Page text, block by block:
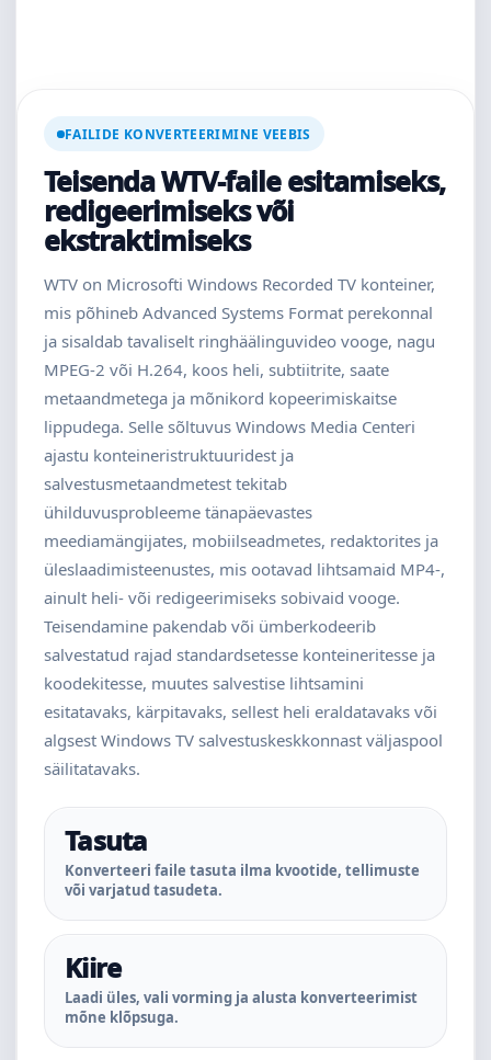
FAILIDE KONVERTEERIMINE VEEBIS
Teisenda WTV-faile esitamiseks,
redigeerimiseks või
ekstraktimiseks
WTV on Microsofti Windows Recorded TV konteiner,
mis põhineb Advanced Systems Format perekonnal
ja sisaldab tavaliselt ringhäälinguvideo vooge, nagu
MPEG-2 või H.264, koos heli, subtiitrite, saate
metaandmetega ja mõnikord kopeerimiskaitse
lippudega. Selle sõltuvus Windows Media Centeri
ajastu konteineristruktuuridest ja
salvestusmetaandmetest tekitab
ühilduvusprobleeme tänapäevastes
meediamängijates, mobiilseadmetes, redaktorites ja
üleslaadimisteenustes, mis ootavad lihtsamaid MP4-,
ainult heli- või redigeerimiseks sobivaid vooge.
Teisendamine pakendab või ümberkodeerib
salvestatud rajad standardsetesse konteineritesse ja
koodekitesse, muutes salvestise lihtsamini
esitatavaks, kärpitavaks, sellest heli eraldatavaks või
algsest Windows TV salvestuskeskkonnast väljaspool
säilitatavaks.
Tasuta
Konverteeri faile tasuta ilma kvootide, tellimuste
või varjatud tasudeta.
Kiire
Laadi üles, vali vorming ja alusta konverteerimist
mõne klõpsuga.